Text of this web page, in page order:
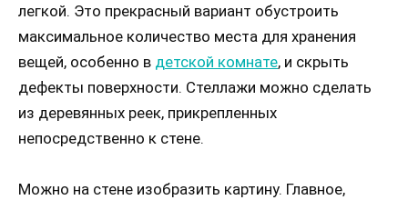
легкой. Это прекрасный вариант обустроить
максимальное количество места для хранения
вещей, особенно в детской комнате, и скрыть
дефекты поверхности. Стеллажи можно сделать
из деревянных реек, прикрепленных
непосредственно к стене.
Можно на стене изобразить картину. Главное,